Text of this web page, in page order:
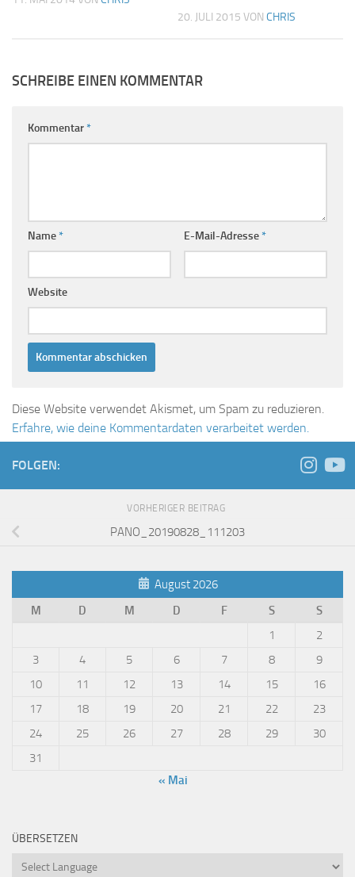
20. JULI 2015 VON CHRIS
SCHREIBE EINEN KOMMENTAR
Kommentar*
Name* E-Mail-Adresse*
Website
Diese Website verwendet Akismet, um Spam zu reduzieren.
Erfahre, wie deine Kommentardaten verarbeitet werden.
FOLGEN:
VORHERIGER BEITRAG
PANO_20190828_111203
August 2026
M
D M D F S
S
1
2
3
4 5 6 7 8
9
10
11 12 13 14 15
16
17
18 19 20 21 22
23
24
25 26 27 28 29
30
31
« Mai
ÜBERSETZEN